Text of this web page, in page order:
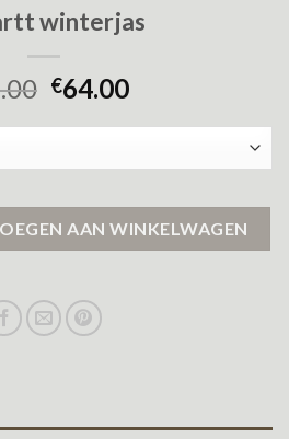
winterjas
€64.00
AAN WINKELWAGEN